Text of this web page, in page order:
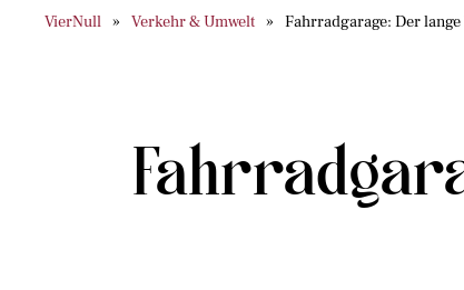
VierNull Verkehr & Umwelt Fahrradgarage: Der